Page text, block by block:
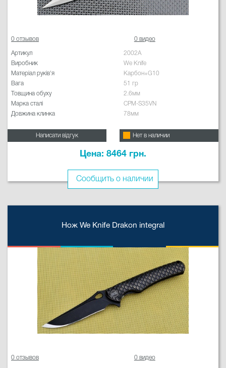
0 отзывов 0 видео
Артикул
2002A
Виробник
We Knife
Матеріал руків'я
Карбон+G10
Вага
51 гр
Товщина обуху
2.6мм
Марка сталі
CPM-S35VN
Довжина клинка
78мм
Написати відгук Нет в наличии
Цена: 8464 грн.
Сообщить о наличии
Нож We Knife Drakon integral
0 отзывов 0 видео